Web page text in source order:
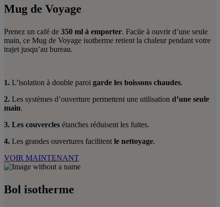
Mug de Voyage
Prenez un café de 350 ml à emporter. Facile à ouvrir d’une seule
main, ce Mug de Voyage isotherme retient la chaleur pendant votre
trajet jusqu’au bureau.
1. L’isolation à double paroi garde les boissons chaudes.
2. Les systèmes d’ouverture permettent une utilisation d’une seule
main.
3. Les couvercles étanches réduisent les fuites.
4. Les grandes ouvertures facilitent le nettoyage.
VOIR MAINTENANT
Bol isotherme